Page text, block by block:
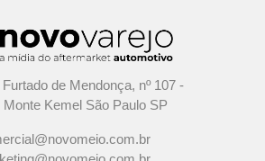
de Mendonça, nº 107 -
Kemel São Paulo SP